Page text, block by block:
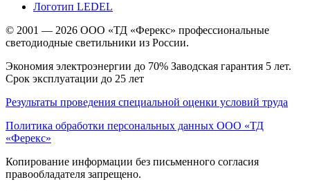
Логотип LEDEL
© 2001 — 2026 ООО «ТД «Ферекс» профессиональные
светодиодные светильники из России.
Экономия электроэнергии до 70% Заводская гарантия 5 лет.
Срок эксплуатации до 25 лет
Результаты проведения специальной оценки условий труда
Политика обработки персональных данных ООО «ТД
«Ферекс»
Копирование информации без письменного согласия
правообладателя запрещено.